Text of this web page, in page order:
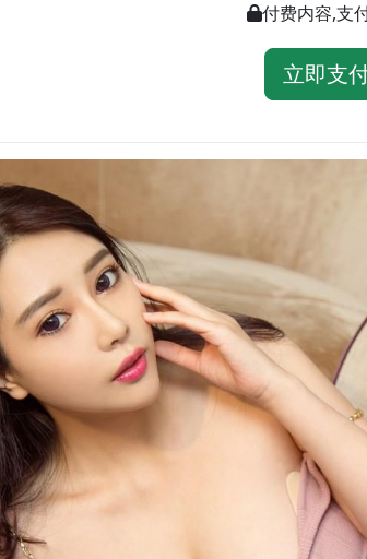
付费内容,支
立即支